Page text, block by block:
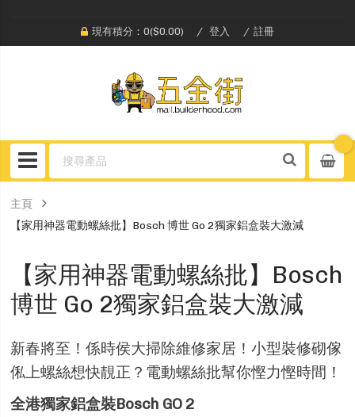
現有積分：0($0.00) 登入 註冊
主頁
【家用神器電動螺絲批】Bosch 博世 Go 2獨家鋁盒裝大激減
【家用神器電動螺絲批】Bosch
博世 Go 2獨家鋁盒裝大激減
新春將至！係時侯大掃除維修家居！小型裝修砌傢
俬上螺絲想快靚正？電動螺絲批幫你慳力慳時間！
全港獨家鋁盒裝Bosch GO 2